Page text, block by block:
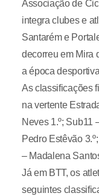
Associação de
integra clubes e
Santarém e
decorreu em Mira
a época
As classificações
na vertente
Neves 1.º; Sub11
Pedro Estêvão
– Madalena
Já em BTT, os
seguintes